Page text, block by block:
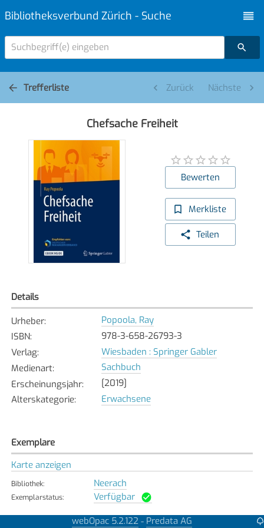
Bibliotheksverbund Zürich - Suche
Suchbegriff(e) eingeben
Trefferliste Zurück Nächste
Chefsache Freiheit
Bewerten
Merkliste
Teilen
Details
Urheber:
Popoola, Ray
ISBN:
978-3-658-26793-3
Verlag:
Wiesbaden : Springer Gabler
Medienart:
Sachbuch
Erscheinungsjahr:
[2019]
Alterskategorie: Erwachsene
Exemplare
Karte anzeigen
Bibliothek: Neerach
Exemplarstatus: Verfügbar
webOpac 5.2.122 - Predata AG